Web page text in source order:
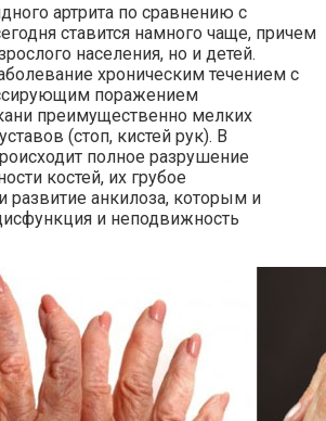
артрита по сравнению с
ставится намного чаще, причем
населения, но и детей.
хроническим течением с
поражением
преимущественно мелких
(стоп, кистей рук). В
полное разрушение
костей, их грубое
анкилоза, которым и
и неподвижность